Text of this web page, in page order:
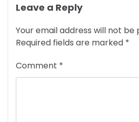
Leave a Reply
Your email address will not be
Required fields are marked *
Comment *